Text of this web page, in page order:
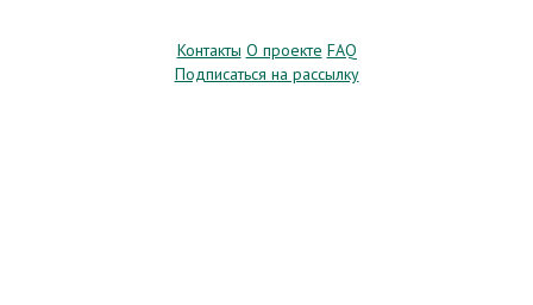
Контакты О проекте FAQ
Подписаться на рассылку